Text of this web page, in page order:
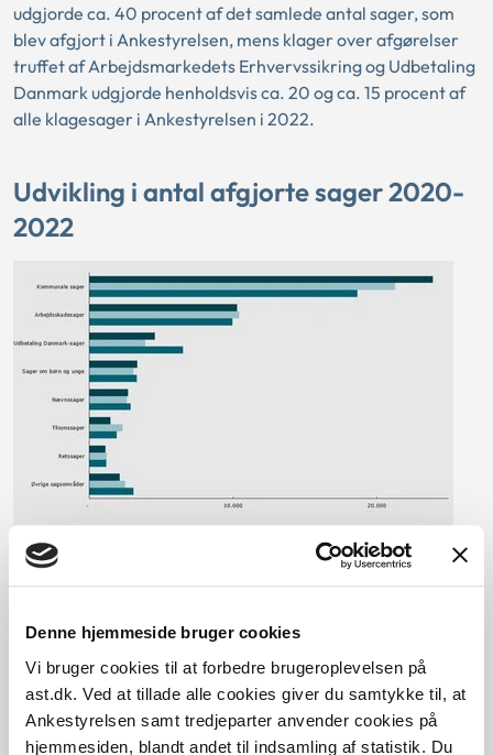
Denne hjemmeside bruger cookies
Vi bruger cookies til at forbedre brugeroplevelsen på
ast.dk. Ved at tillade alle cookies giver du samtykke til, at
Ankestyrelsen samt tredjeparter anvender cookies på
hjemmesiden, blandt andet til indsamling af statistik. Du
udgjorde ca. 40 procent af det samlede antal sager, som
blev afgjort i Ankestyrelsen, mens klager over afgørelser
truffet af Arbejdsmarkedets Erhvervssikring og Udbetaling
Danmark udgjorde henholdsvis ca. 20 og ca. 15 procent af
alle klagesager i Ankestyrelsen i 2022.
Udvikling i antal afgjorte sager 2020-
2022
2023. For at sikre de mest aktuelle data sker der løbende
efterregistreringer i data. Dette kan skabe
uoverensstemmelser med tidligere offentliggjorte data for
samme tidsperiode.